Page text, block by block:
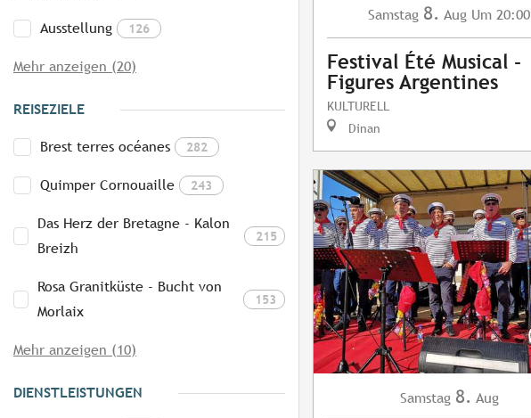
Ausstellung 126
Mehr anzeigen (20)
REISEZIELE
Brest terres océanes 282
Quimper Cornouaille 243
Das Herz der Bretagne - Kalon
Breizh
215
Rosa Granitküste - Bucht von
Morlaix
153
Mehr anzeigen (10)
DIENSTLEISTUNGEN
Samstag 8. Aug Um 20:00
Festival Été Musical -
Figures Argentines
KULTURELL
Dinan
Samstag 8. Aug